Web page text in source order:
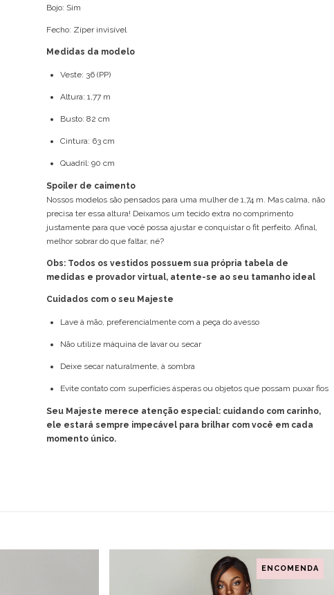
Bojo: Sim
Fecho: Zíper invisível
Medidas da modelo
Veste: 36 (PP)
Altura: 1,77 m
Busto: 82 cm
Cintura: 63 cm
Quadril: 90 cm
Spoiler de caimento
Nossos modelos são pensados para uma mulher de 1,74 m. Mas calma, não
precisa ter essa altura! Deixamos um tecido extra no comprimento
justamente para que você possa ajustar e conquistar o fit perfeito. Afinal,
melhor sobrar do que faltar, né?
Obs: Todos os vestidos possuem sua própria tabela de
medidas e provador virtual, atente-se ao seu tamanho ideal
Cuidados com o seu Majeste
Lave à mão, preferencialmente com a peça do avesso
Não utilize máquina de lavar ou secar
Deixe secar naturalmente, à sombra
Evite contato com superfícies ásperas ou objetos que possam puxar fios
Seu Majeste merece atenção especial: cuidando com carinho,
ele estará sempre impecável para brilhar com você em cada
momento único.
ENCOMENDA